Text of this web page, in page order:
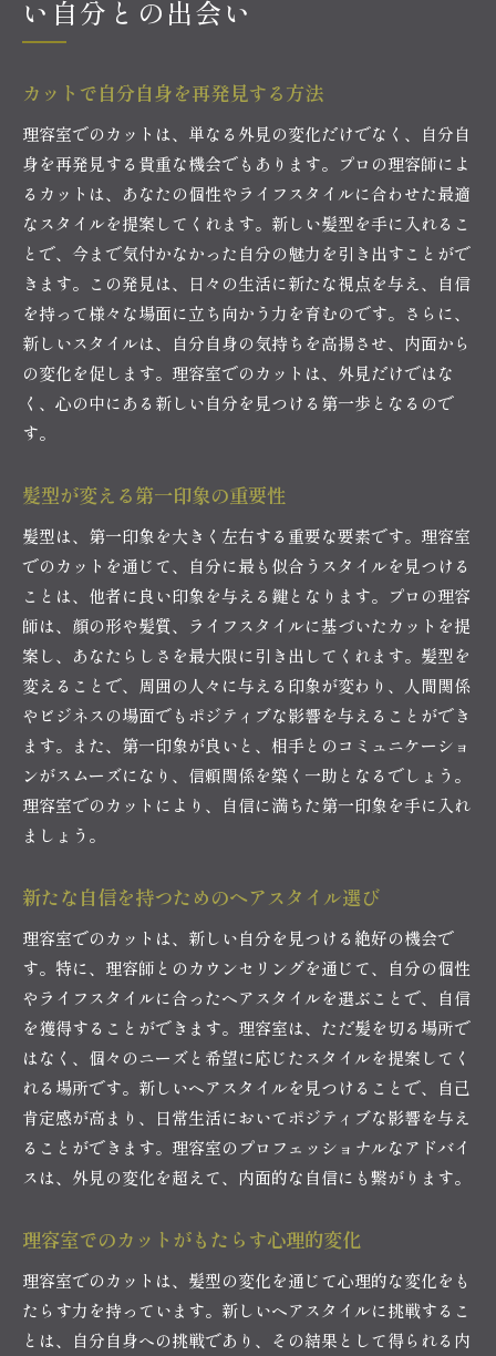
特別な時間を過ごすことで得られる心の変化
理容室でのカットがストレス解消につながる理
由
理容室で心を再調整するカットの力
理容室で魅力を引き出すスタイル提案の秘訣
あなたに似合うスタイルを見つける方法
理容師が提案する魅力的なスタイルのポイント
顔型に合わせたスタイル選びのテクニック
ライフスタイルに合ったヘアカットの提案
コミュニケーションで作る理想のヘアスタイル
理容室でのカットが自己表現を助ける理由
スタイルチェンジで得られる新たな自信
自信を引き出す理容師の役割
カットがもたらす自己肯定感の向上
理容室で新たな自分を見つけるプロセス
理容室で新たな一歩を踏み出すカットの魅力
理容室でのカットが人生のステップになる理由
新しいスタイルで未来を切り開く
カットがもたらす新たな始まり
理容室でのカットが前向きな一歩に
理容室のカットがあなたの印象を変える瞬間
印象を劇的に変えるスタイルの選び方
理容室でのカットがもたらす印象の変化
髪型が第一印象に与える影響
理容師との対話が生む印象の変化
印象アップを目指す理容室でのカット
カットで印象を刷新する理由
理容室でのカットが日常を彩る理由
ヘアスタイルが日常生活に与える影響
ポジティブな日常を生むカットの力
日常を変える理容室での特別なひととき
い自分との出会い
カットで自分自身を再発見する方法
理容室でのカットは、単なる外見の変化だけでなく、自分自
身を再発見する貴重な機会でもあります。プロの理容師によ
るカットは、あなたの個性やライフスタイルに合わせた最適
なスタイルを提案してくれます。新しい髪型を手に入れるこ
とで、今まで気付かなかった自分の魅力を引き出すことがで
きます。この発見は、日々の生活に新たな視点を与え、自信
を持って様々な場面に立ち向かう力を育むのです。さらに、
新しいスタイルは、自分自身の気持ちを高揚させ、内面から
の変化を促します。理容室でのカットは、外見だけではな
く、心の中にある新しい自分を見つける第一歩となるので
す。
髪型が変える第一印象の重要性
髪型は、第一印象を大きく左右する重要な要素です。理容室
でのカットを通じて、自分に最も似合うスタイルを見つける
ことは、他者に良い印象を与える鍵となります。プロの理容
師は、顔の形や髪質、ライフスタイルに基づいたカットを提
案し、あなたらしさを最大限に引き出してくれます。髪型を
変えることで、周囲の人々に与える印象が変わり、人間関係
やビジネスの場面でもポジティブな影響を与えることができ
ます。また、第一印象が良いと、相手とのコミュニケーショ
ンがスムーズになり、信頼関係を築く一助となるでしょう。
理容室でのカットにより、自信に満ちた第一印象を手に入れ
ましょう。
新たな自信を持つためのヘアスタイル選び
理容室でのカットは、新しい自分を見つける絶好の機会で
す。特に、理容師とのカウンセリングを通じて、自分の個性
やライフスタイルに合ったヘアスタイルを選ぶことで、自信
を獲得することができます。理容室は、ただ髪を切る場所で
はなく、個々のニーズと希望に応じたスタイルを提案してく
れる場所です。新しいヘアスタイルを見つけることで、自己
肯定感が高まり、日常生活においてポジティブな影響を与え
ることができます。理容室のプロフェッショナルなアドバイ
スは、外見の変化を超えて、内面的な自信にも繋がります。
理容室でのカットがもたらす心理的変化
理容室でのカットは、髪型の変化を通じて心理的な変化をも
たらす力を持っています。新しいヘアスタイルに挑戦するこ
とは、自分自身への挑戦であり、その結果として得られる内